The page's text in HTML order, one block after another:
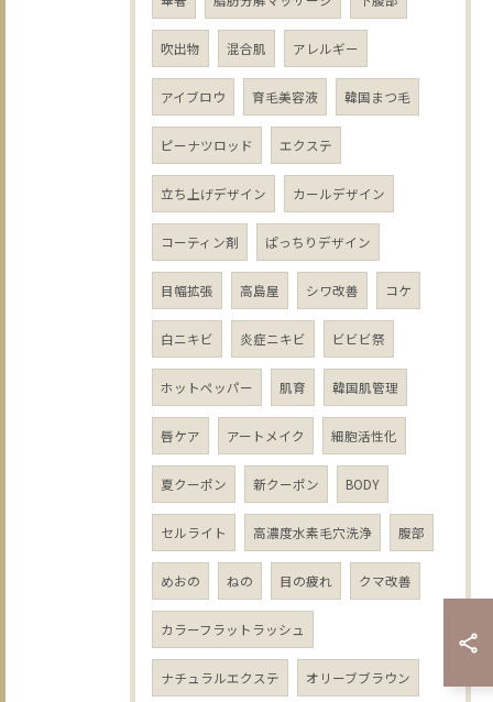
吹出物 混合肌 アレルギー
アイブロウ 育毛美容液 韓国まつ毛
ピーナツロッド エクステ
立ち上げデザイン カールデザイン
コーティン剤 ぱっちりデザイン
目幅拡張 高島屋 シワ改善 コケ
白ニキビ 炎症ニキビ ビビビ祭
ホットペッパー 肌育 韓国肌管理
唇ケア アートメイク 細胞活性化
夏クーポン 新クーポン BODY
セルライト 高濃度水素毛穴洗浄 腹部
めおの ねの 目の疲れ クマ改善
カラーフラットラッシュ
ナチュラルエクステ オリーブブラウン